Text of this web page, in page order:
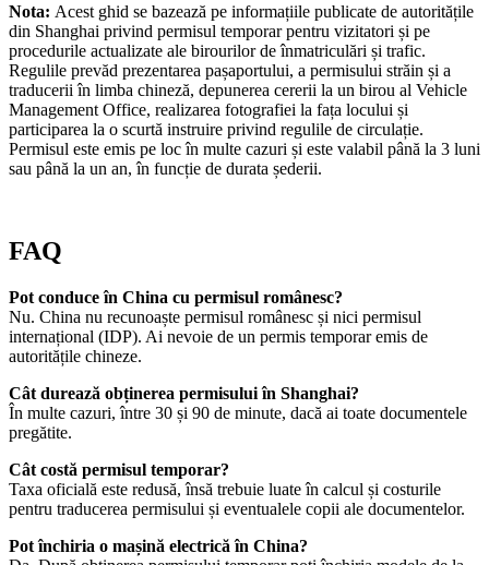
Nota: Acest ghid se bazează pe informațiile publicate de autoritățile
din Shanghai privind permisul temporar pentru vizitatori și pe
procedurile actualizate ale birourilor de înmatriculări și trafic.
Regulile prevăd prezentarea pașaportului, a permisului străin și a
traducerii în limba chineză, depunerea cererii la un birou al Vehicle
Management Office, realizarea fotografiei la fața locului și
participarea la o scurtă instruire privind regulile de circulație.
Permisul este emis pe loc în multe cazuri și este valabil până la 3 luni
sau până la un an, în funcție de durata șederii.
FAQ
Pot conduce în China cu permisul românesc?
Nu. China nu recunoaște permisul românesc și nici permisul
internațional (IDP). Ai nevoie de un permis temporar emis de
autoritățile chineze.
Cât durează obținerea permisului în Shanghai?
În multe cazuri, între 30 și 90 de minute, dacă ai toate documentele
pregătite.
Cât costă permisul temporar?
Taxa oficială este redusă, însă trebuie luate în calcul și costurile
pentru traducerea permisului și eventualele copii ale documentelor.
Pot închiria o mașină electrică în China?